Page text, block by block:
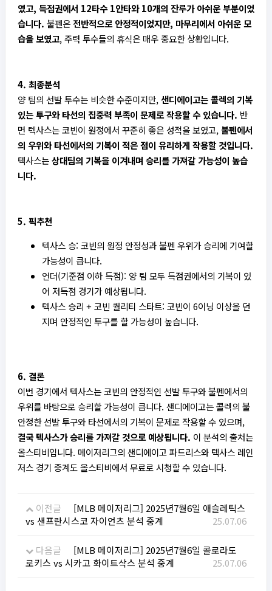
였고, 득점권에서 12타수 1안타와 10개의 잔루가 아쉬운 부분이었
습니다. 불펜은전반적으로 안정적이었지만, 마무리에서 아쉬운 모
습을 보였고, 주력 투수들의 휴식은 매우 중요한 상황입니다.
4. 최종분석
양 팀의 선발 투수는 비슷한 수준이지만, 샌디에이고는 콜렉의 기복
있는 투구와 타선의 집중력 부족이 문제로 작용할 수 있습니다. 반
면 텍사스는 코빈이 원정에서 꾸준히 좋은 성적을 보였고, 불펜에서
의 우위와 타선에서의 기복이 적은 점이 유리하게 작용할 것입니다.
텍사스는상대팀의 기복을 이겨내며 승리를 가져갈 가능성이 높습
니다.
5. 픽추천
텍사스 승: 코빈의 원정 안정성과 불펜 우위가 승리에 기여할
가능성이 큽니다.
언더(기준점 이하 득점): 양 팀 모두 득점권에서의 기복이 있
어 저득점 경기가 예상됩니다.
텍사스 승리 + 코빈 퀄리티 스타트: 코빈이 6이닝 이상을 던
지며 안정적인 투구를 할 가능성이 높습니다.
6. 결론
이번 경기에서 텍사스는 코빈의 안정적인 선발 투구와 불펜에서의
우위를 바탕으로 승리할 가능성이 큽니다. 샌디에이고는 콜렉의 불
안정한 선발 투구와 타선에서의 기복이 문제로 작용할 수 있으며,
결국 텍사스가 승리를 가져갈 것으로 예상됩니다. 이 분석의 출처는
올스티비입니다. 메이저리그의 샌디에이고 파드리스와 텍사스 레인
저스 경기 중계도 올스티비에서 무료로 시청할 수 있습니다.
이전글
[MLB 메이저리그] 2025년7월6일 애슬레틱스
vs 샌프란시스코 자이언츠 분석 중계
25.07.06
다음글
[MLB 메이저리그] 2025년7월6일 콜로라도
로키스 vs 시카고 화이트삭스 분석 중계
25.07.06